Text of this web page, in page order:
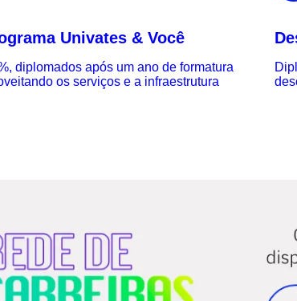
Univates & Você
diplomados após um ano de formatura
os serviços e a infraestrutura